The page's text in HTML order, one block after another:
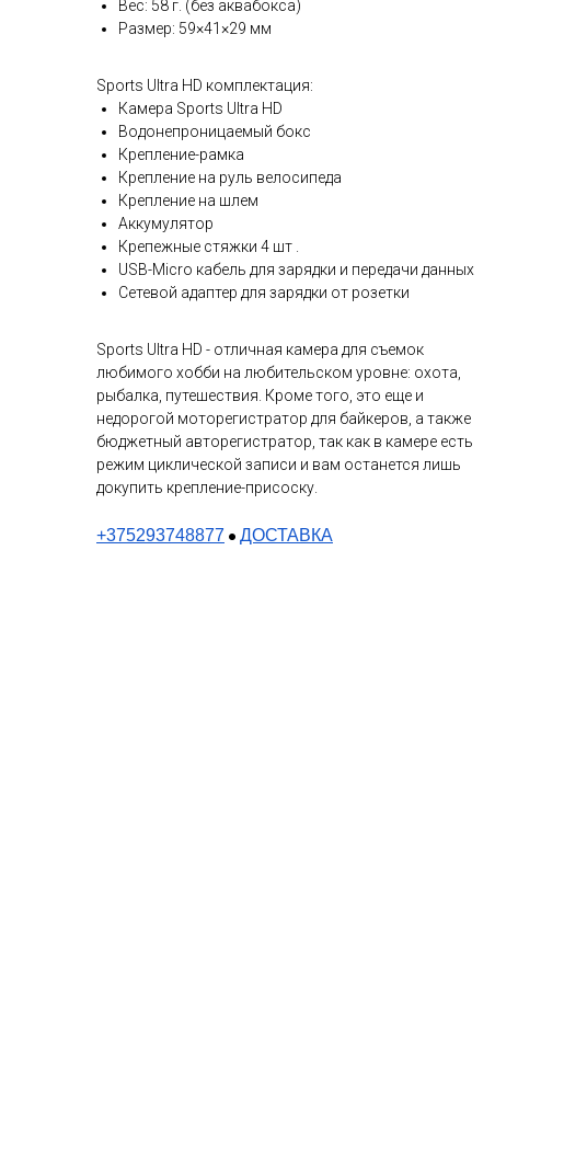
Вес: 58 г. (без аквабокса)
Размер: 59×41×29 мм
Sports Ultra HD комплектация:
Камера Sports Ultra HD
Водонепроницаемый бокс
Крепление-рамка
Крепление на руль велосипеда
Крепление на шлем
Аккумулятор
Крепежные стяжки 4 шт .
USB-Micro кабель для зарядки и передачи данных
Сетевой адаптер для зарядки от розетки
Sports Ultra HD - отличная камера для съемок
любимого хобби на любительском уровне: охота,
рыбалка, путешествия. Кроме того, это еще и
недорогой моторегистратор для байкеров, а также
бюджетный авторегистратор, так как в камере есть
режим циклической записи и вам останется лишь
докупить крепление-присоску.
+375293748877 ● ДОСТАВКА